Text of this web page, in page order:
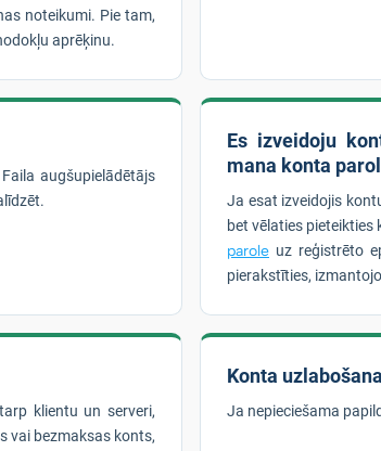
noteikumi. Pie tam,
aprēķinu.
augšupielādētājs
Es izveidoju
mana konta
Ja esat izveidojis
bet vēlaties
parole uz reģistrēto
pierakstīties,
klientu un serveri,
vai bezmaksas konts,
Konta
Ja nepieciešama